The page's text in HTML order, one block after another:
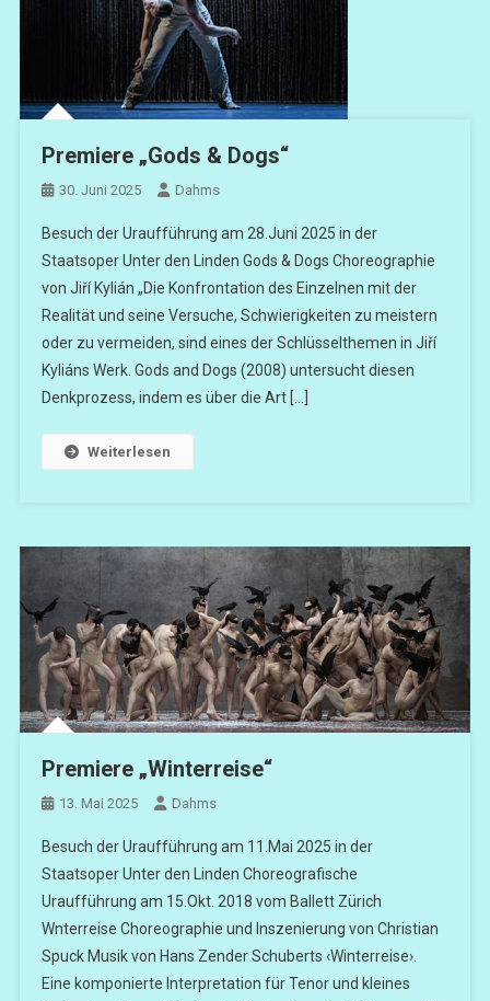
Premiere „Gods & Dogs“
30. Juni 2025 Dahms
Besuch der Uraufführung am 28.Juni 2025 in der
Staatsoper Unter den Linden Gods & Dogs Choreographie
von Jiří Kylián „Die Konfrontation des Einzelnen mit der
Realität und seine Versuche, Schwierigkeiten zu meistern
oder zu vermeiden, sind eines der Schlüsselthemen in Jiří
Kyliáns Werk. Gods and Dogs (2008) untersucht diesen
Denkprozess, indem es über die Art […]
Weiterlesen
Premiere „Winterreise“
13. Mai 2025 Dahms
Besuch der Uraufführung am 11.Mai 2025 in der
Staatsoper Unter den Linden Choreografische
Uraufführung am 15.Okt. 2018 vom Ballett Zürich
Wnterreise Choreographie und Inszenierung von Christian
Spuck Musik von Hans Zender Schuberts ‹Winterreise›.
Eine komponierte Interpretation für Tenor und kleines